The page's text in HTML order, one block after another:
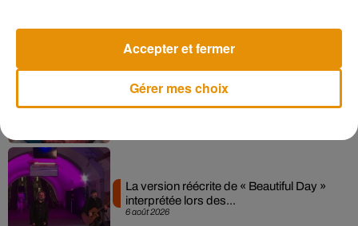
6 août 2026
Pomme emprunte le décor de l’émission
« Loups Garous » pour son...
6 août 2026
La version réécrite de « Beautiful Day »
interprétée lors des...
Gérer mes choix
Accepter et fermer